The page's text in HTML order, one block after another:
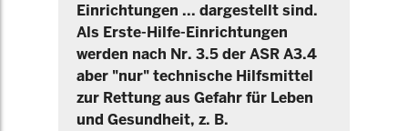
Einrichtungen ... dargestellt sind.
Als Erste-Hilfe-Einrichtungen
werden nach Nr. 3.5 der ASR A3.4
aber "nur" technische Hilfsmittel
zur Rettung aus Gefahr für Leben
und Gesundheit, z. B.